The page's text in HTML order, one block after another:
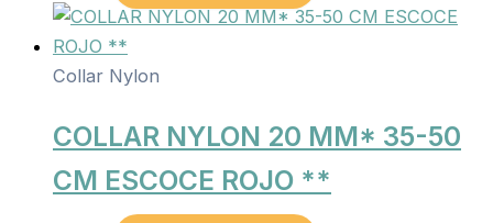
Collar Nylon
COLLAR NYLON 20 MM* 35-50
CM ESCOCE ROJO **